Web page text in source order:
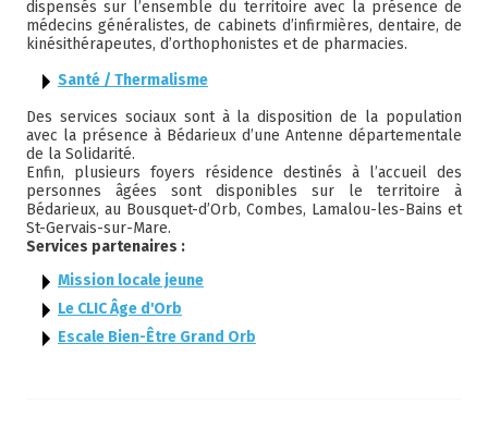
dispensés sur l’ensemble du territoire avec la présence de
médecins généralistes, de cabinets d’infirmières, dentaire, de
kinésithérapeutes, d’orthophonistes et de pharmacies.
Santé / Thermalisme
Des services sociaux sont à la disposition de la population
avec la présence à Bédarieux d’une Antenne départementale
de la Solidarité.
Enfin, plusieurs foyers résidence destinés à l’accueil des
personnes âgées sont disponibles sur le territoire à
Bédarieux, au Bousquet-d’Orb, Combes, Lamalou-les-Bains et
St-Gervais-sur-Mare.
Services partenaires :
Mission locale jeune
Le CLIC Âge d'Orb
Escale Bien-Être Grand Orb